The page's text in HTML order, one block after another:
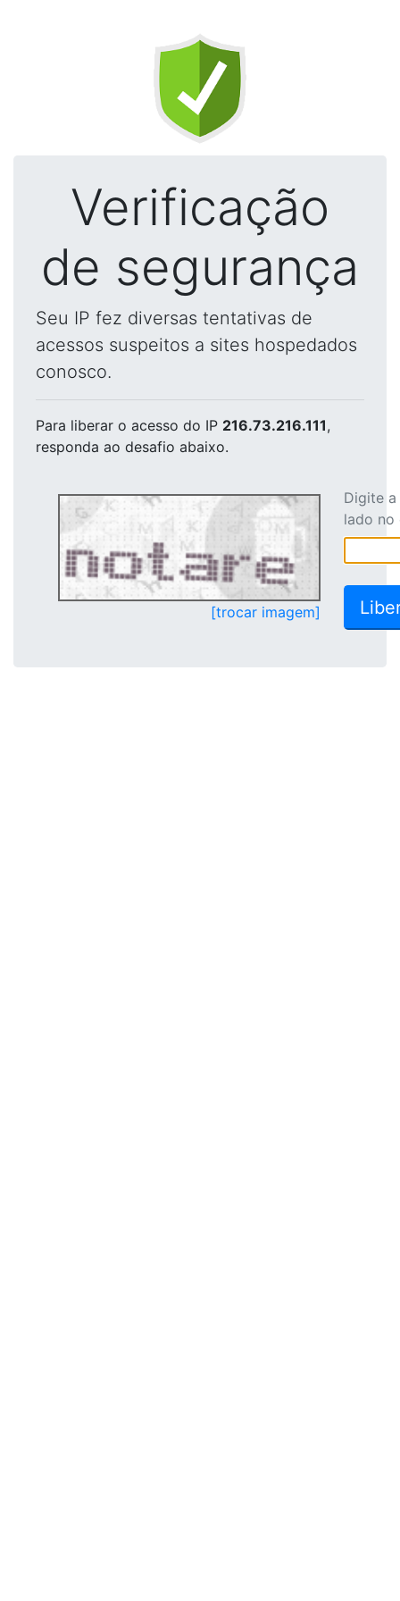
Verificação
de segurança
Seu IP fez diversas tentativas de
acessos suspeitos a sites hospedados
conosco.
Para liberar o acesso do IP 216.73.216.111,
responda ao desafio abaixo.
[trocar imagem]
Digite
lado no